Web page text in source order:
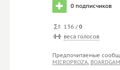
0 подписчиков
136 /0
веса голосов
Предпочитаемые
MICROPROZA,